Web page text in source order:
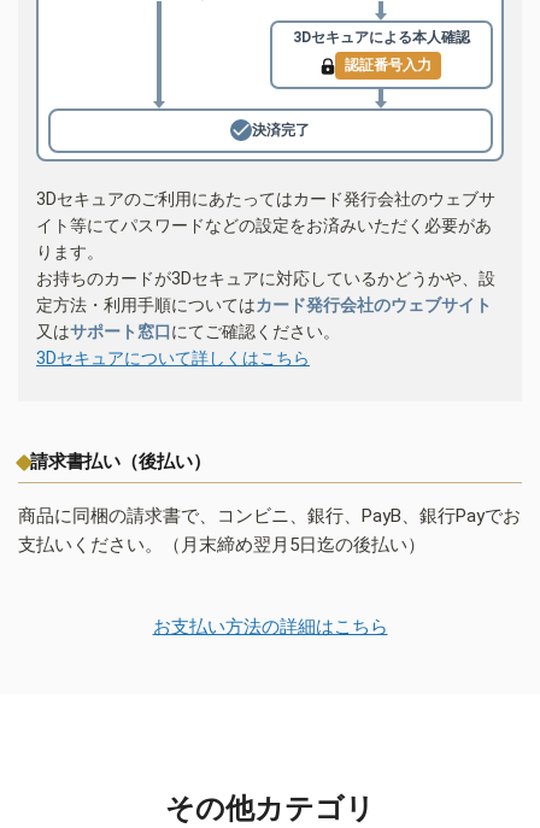
3Dセキュアによる本人確認
認証番号入力
決済完了
3Dセキュアのご利用にあたってはカード発行会社のウェブサ
イト等にてパスワードなどの設定をお済みいただく必要があ
ります。
お持ちのカードが3Dセキュアに対応しているかどうかや、設
定方法・利用手順についてはカード発行会社のウェブサイト
又はサポート窓口にてご確認ください。
3Dセキュアについて詳しくはこちら
請求書払い（後払い）
商品に同梱の請求書で、コンビニ、銀行、PayB、銀行Payでお
支払いください。（月末締め翌月5日迄の後払い）
お支払い方法の詳細はこちら
その他カテゴリ